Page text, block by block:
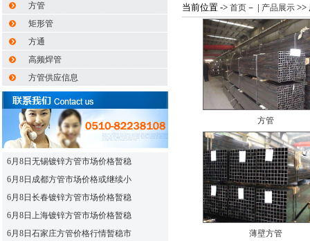
方管
矩形管
方通
高频焊管
方管供应信息
6月8日无锡镀锌方管市场价格暂稳
6月8日成都方管市场价格或继续小
6月8日长春镀锌方管市场价格暂稳
6月8日上海镀锌方管市场价格暂稳
6月8日石家庄方管价格行情暂稳市
当前位置 -> 首页－ | 产品展示>>
方管
薄壁方管